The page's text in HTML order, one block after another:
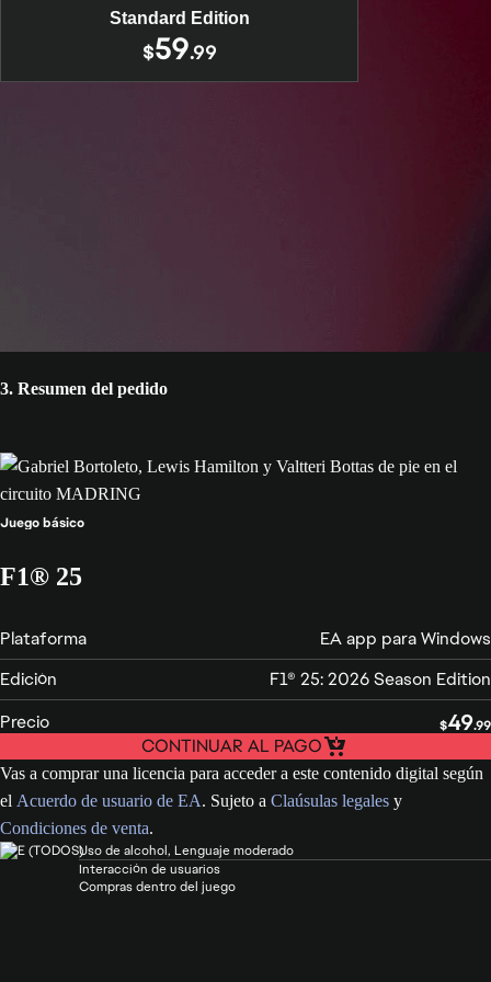
Standard Edition
$59.99
3. Resumen del pedido
Juego básico
F1® 25
Plataforma
EA app para Windows
Edición
F1® 25: 2026 Season Edition
Precio
$49.99
CONTINUAR AL PAGO
Vas a comprar una licencia para acceder a este contenido digital según
el Acuerdo de usuario de EA. Sujeto a Claúsulas legales y
Condiciones de venta.
Uso de alcohol, Lenguaje moderado
Interacción de usuarios
Compras dentro del juego
transferirán a la temporada 2026. Los equipos de Konnersport
o APXGP no se pueden añadir a la temporada 2026 de Carrera
FORMULA 2 CHAMPIONSHIP, FIA FORMULA 2,
comerciales de la Fédération Internationale de l’Automobile y
se utilizan exclusivamente con licencia. Todos los derechos
INFORMACIÓN LEGAL Y
PRIVACIDAD
REEMBOLSOS
RESPONSABILIDAD SOCIAL
CORPORATIVA
ACTUALIZACIONES DEL